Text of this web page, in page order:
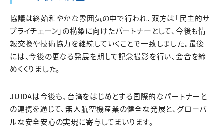
協議は終始和やかな雰囲気の中で行われ、双方は「民主的サ
プライチェーン」の構築に向けたパートナーとして、今後も情
報交換や技術協力を継続していくことで一致しました。最後
には、今後の更なる発展を期して記念撮影を行い、会合を締
めくくりました。
JUIDAは今後も、台湾をはじめとする国際的なパートナーと
の連携を通じて、無人航空機産業の健全な発展と、グローバ
ルな安全安心の実現に寄与してまいります。